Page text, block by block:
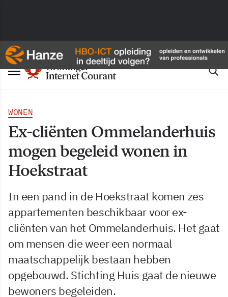
WONEN
Ex-cliënten Ommelanderhuis
mogen begeleid wonen in
Hoekstraat
In een pand in de Hoekstraat komen zes
appartementen beschikbaar voor ex-
cliënten van het Ommelanderhuis. Het gaat
om mensen die weer een normaal
maatschappelijk bestaan hebben
opgebouwd. Stichting Huis gaat de nieuwe
bewoners begeleiden.